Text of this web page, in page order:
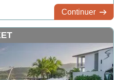
Continuer